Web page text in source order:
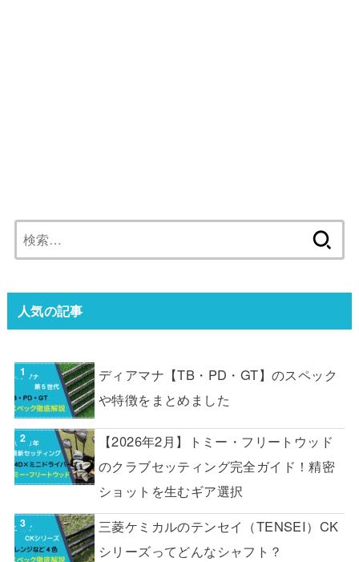
索:
人気の記事
ディアマナ【TB・PD・GT】のスペック
や特徴をまとめました
【2026年2月】トミー・フリートウッド
のクラブセッティング完全ガイド！精密
ショットを生むギア選択
三菱ケミカルのテンセイ（TENSEI）CK
シリーズってどんなシャフト？